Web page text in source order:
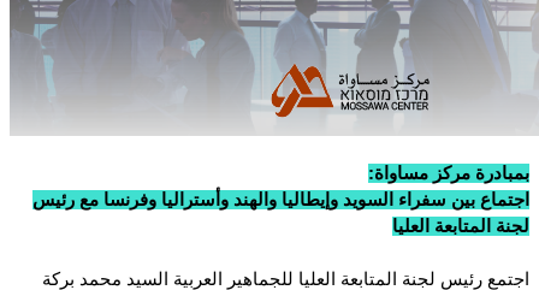
بمبادرة مركز مساواة:
اجتماع بين سفراء السويد وإيطاليا والهند وأستراليا وفرنسا مع رئيس
لجنة المتابعة العليا
اجتمع رئيس لجنة المتابعة العليا للجماهير العربية السيد محمد بركة